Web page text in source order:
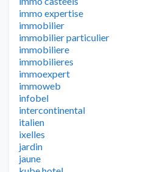
immo expertise
immobilier
immobilier particulier
immobiliere
immobilieres
immoexpert
immoweb
infobel
intercontinental
italien
ixelles
jardin
jaune